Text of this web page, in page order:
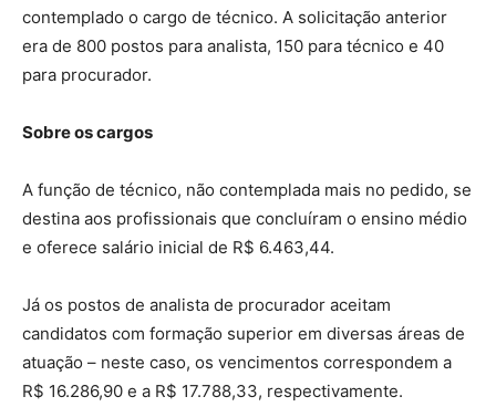
contemplado o cargo de técnico. A solicitação anterior
era de 800 postos para analista, 150 para técnico e 40
para procurador.
Sobre os cargos
A função de técnico, não contemplada mais no pedido, se
destina aos profissionais que concluíram o ensino médio
e oferece salário inicial de R$ 6.463,44.
Já os postos de analista de procurador aceitam
candidatos com formação superior em diversas áreas de
atuação – neste caso, os vencimentos correspondem a
R$ 16.286,90 e a R$ 17.788,33, respectivamente.